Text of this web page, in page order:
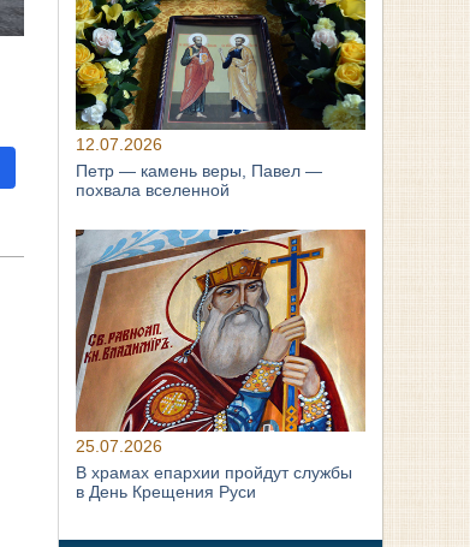
12.07.2026
Петр — камень веры, Павел —
похвала вселенной
25.07.2026
В храмах епархии пройдут службы
в День Крещения Руси